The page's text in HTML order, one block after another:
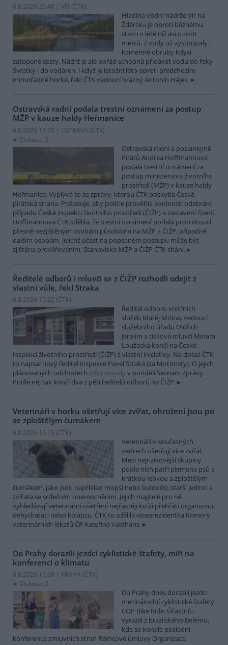
6.8.2026 20:48 | VÍR (ČTK)
Hladina vodní nádrže Vír na
Žďársku je oproti běžnému
stavu v létě níž asi o osm
metrů. Z vody už vystoupaly i
kamenné obruby kdysi
zatopené cesty. Nádrž je ale pořád schopná přidávat vodu do řeky
Svratky i do vodáren, i když je letošní léto oproti předchozím
mimořádně horké, řekl ČTK vedoucí hrázný Antonín Hájek.
Ostravská radní podala trestní oznámení za postup
MŽP v kauze haldy Heřmanice
6.8.2026 17:50 | OSTRAVA (ČTK)
Diskuse: 5
Ostravská radní a poslankyně
Pirátů Andrea Hoffmannová
podala trestní oznámení za
postup ministerstva životního
prostředí (MŽP) v kauze haldy
Heřmanice. Vyplývá to ze zprávy, kterou ČTK poskytla Česká
pirátská strana. Požaduje, aby policie prověřila okolnosti odebrání
případu České inspekci životního prostředí (ČIŽP) a zastavení řízení.
Hoffmannová ČTK sdělila, že trestní oznámení podala proti dosud
přesně nezjištěným osobám působícím na MŽP a ČIŽP, případně
dalším osobám, jejichž účast na popsaném postupu může být
zjištěna prověřováním. Stanovisko MŽP a ČIŽP ČTK shání.
Ředitelé odborů i mluvčí se z ČIŽP rozhodli odejít z
vlastní vůle, řekl Straka
6.8.2026 15:22 (ČTK)
Ředitel odboru vnitřních
služeb Matěj Mrlina, vedoucí
služebního úřadu Oldřich
Jarolím a tisková mluvčí Miriam
Loužecká končí na České
inspekci životního prostředí (ČIŽP) z vlastní iniciativy. Na dotaz ČTK
to napsal nový ředitel inspekce Pavel Straka (za Motoristy). O jejich
plánovaných odchodech informovaly v pondělí Seznam Zprávy.
Podle něj tak končí dva z pěti ředitelů odborů na ČIŽP.
Veterináři v horku ošetřují více zvířat, ohrožení jsou psi
se zploštělým čumákem
6.8.2026 15:15 (ČTK)
Veterináři v současných
vedrech ošetřují více zvířat.
Mezi nejrizikovější skupiny
podle nich patří plemena psů s
krátkou lebkou a zploštělým
čumákem, jako jsou například mopsi nebo buldočci, starší jedinci a
zvířata se srdečním onemocněním. Jejich majitelé pro ně
vyhledávají veterinární ošetření nejčastěji kvůli přehřátí organismu,
dehydrataci nebo kolapsu. ČTK to sdělila viceprezidentka Komory
veterinárních lékařů ČR Kateřina Valdhans.
Do Prahy dorazili jezdci cyklistické štafety, míří na
konferenci o klimatu
6.8.2026 15:08 | PRAHA (ČTK)
Diskuse: 2
Do Prahy dnes dorazili jezdci
mezinárodní cyklistické štafety
COP Bike Ride. Účastníci
vyrazili z brazilského Belému,
kde se konala poslední
konference smluvních stran Rámcové úmluvy Organizace